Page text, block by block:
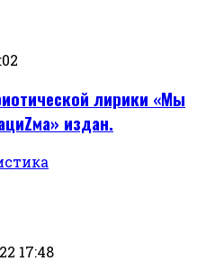
лирики «Мы
издан.
17:48